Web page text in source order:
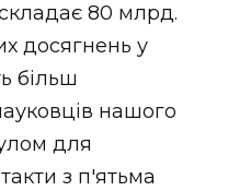
80 млрд.
досягнень у
більш
нашого
для
з п'ятьма